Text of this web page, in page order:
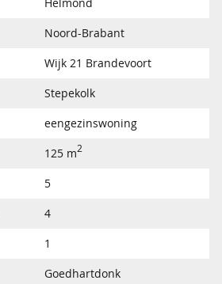
Noord-Brabant
Wijk 21 Brandevoort
Stepekolk
eengezinswoning
125 m2
5
4
1
Goedhartdonk